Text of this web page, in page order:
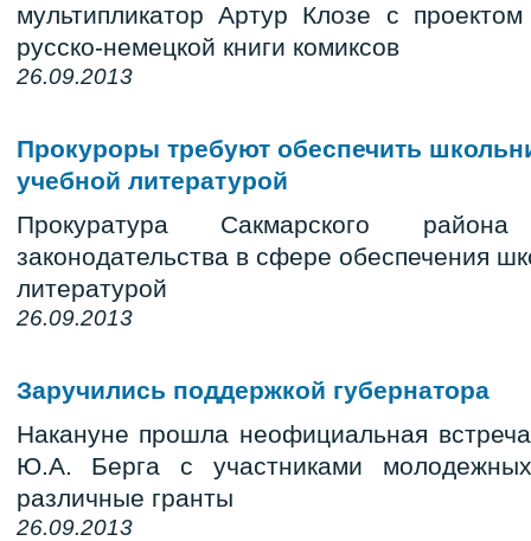
мультипликатор Артур Клозе с
русско-немецкой книги комиксов
26.09.2013
Прокуроры требуют обеспечить
учебной литературой
Прокуратура Сакмарского
законодательства в сфере обеспечения
литературой
26.09.2013
Заручились поддержкой губернатора
Накануне прошла неофициальная
Ю.А. Берга с участниками
различные гранты
26.09.2013